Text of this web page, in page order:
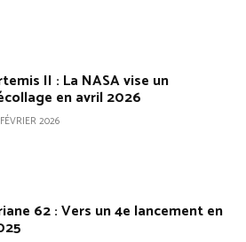
II : La NASA vise un
en avril 2026
2026
62 : Vers un 4e lancement en